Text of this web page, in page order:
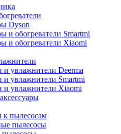
Dyson
и обогреватели Smartmi
и обогреватели Xiaomi
и увлажнители Deerma
и увлажнители Smartmi
и увлажнители Xiaomi
к пылесосам
пылесосы